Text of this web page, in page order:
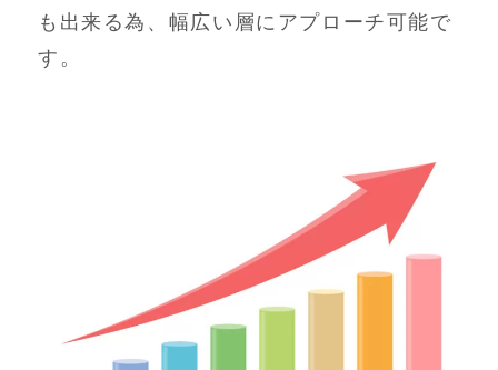
も出来る為、幅広い層にアプローチ可能で
す。